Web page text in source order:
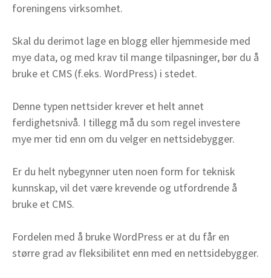
foreningens virksomhet.
Skal du derimot lage en blogg eller hjemmeside med
mye data, og med krav til mange tilpasninger, bør du å
bruke et CMS (f.eks. WordPress) i stedet.
Denne typen nettsider krever et helt annet
ferdighetsnivå. I tillegg må du som regel investere
mye mer tid enn om du velger en nettsidebygger.
Er du helt nybegynner uten noen form for teknisk
kunnskap, vil det være krevende og utfordrende å
bruke et CMS.
Fordelen med å bruke WordPress er at du får en
større grad av fleksibilitet enn med en nettsidebygger.